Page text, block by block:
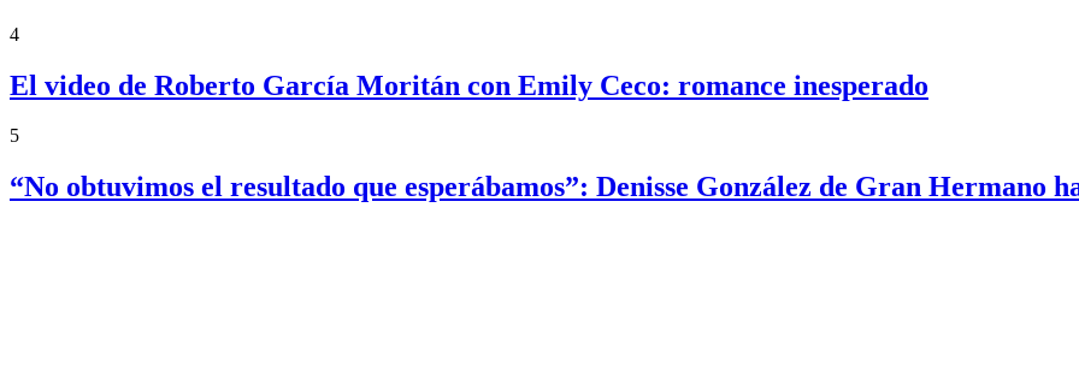
4
El video de Roberto García Moritán con Emily Ceco: romance inesperado
5
“No obtuvimos el resultado que esperábamos”: Denisse González de Gran Hermano